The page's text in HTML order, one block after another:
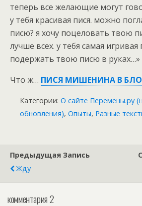
теперь все желающие могут
у тебя красивая пися. можно
писю? я хочу поцеловать твою
лучше всех. у тебя самая игривая
подержать твою писю в руках…»
Что ж… ПИСЯ МИШЕНИНА В
Категории: О сайте Перемены.ру
обновления), Опыты, Разные
Предыдущая Запись
Жду
комментария 2